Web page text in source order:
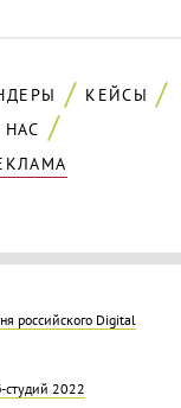
КЕЙСЫ
российского Digital
студий 2022